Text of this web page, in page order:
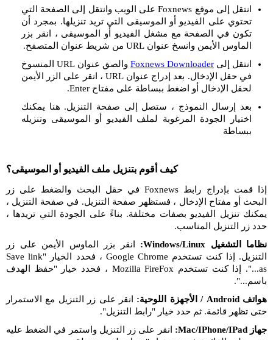
انتقل إلى موقع Foxnews على الويب وانتقل إلى الصفحة التي
تحتوي على الفيديو أو الموسيقى التي تريد تنزيلها. بمجرد أن
تكون في الصفحة مع مشغل الفيديو أو الموسيقى ، انقر بزر
الماوس الأيمن وانسخ عنوان URL من شريط عنوان المتصفح.
انتقل إلى Foxnews Downloader
والصق عنوان URL المنسوخ
في حقل الإدخال. بعد إدراج عنوان URL ، انقر على الزر الأيمن
لحقل الإدخال أو اضغط ببساطة على مفتاح Enter.
بعد إرسال النموذج ، ستصل إلى صفحة التنزيل. هنا يمكنك
اختيار الجودة المرغوبة لملف الفيديو أو الموسيقى وتنزيله
ببساطة
كيف أقوم بتنزيل ملف الفيديو أو الموسيقى؟
إذا قمت بإدراج رابط Foxnews في حقل البحث والضغط على زر
البحث أو مفتاح الإدخال ، فستظهر صفحة التنزيل. في صفحة التنزيل ،
يمكنك تنزيل الفيديو بصفات مختلفة. بناءً على الجودة التي تريدها ،
حدد زر التنزيل المناسب.
نظاما التشغيل Windows/Linux:
انقر بزر الماوس الأيمن على زر
التنزيل. إذا كنت تستخدم Google Chrome ، فحدد الخيار "Save link
as...". إذا كنت تستخدم Mozilla FireFox ، فحدد خيار "حفظ الهدف
باسم...".
هواتف Android / الأجهزة اللوحية:
انقر على زر التنزيل مع الاستمرار
حتى تظهر قائمة. ثم حدد خيار "رابط التنزيل".
جهاز Mac/IPhone/IPad:
انقر على زر التنزيل واستمر في الضغط عليه